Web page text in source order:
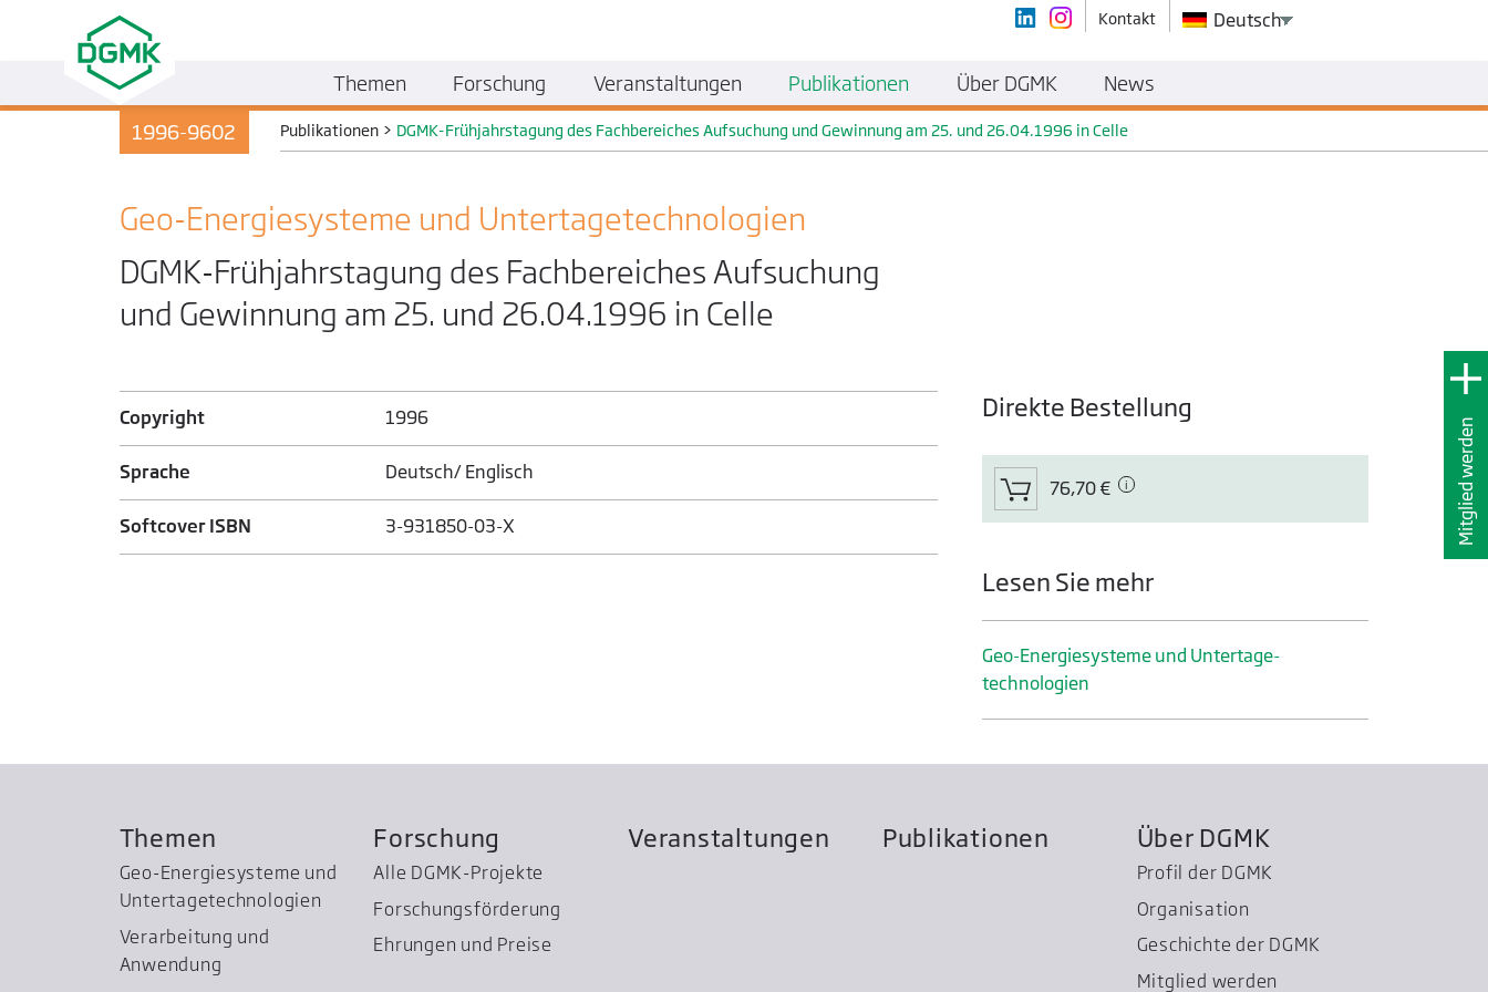
Mitglied werden
1996-9602 Publikationen > DGMK-Frühjahrstagung des Fachbereiches Aufsuchung und Gewinnung am 25. und 26.04.1996 in Celle
Geo-Energiesysteme und Untertage­technologien
DGMK-Frühjahrstagung des Fachbereiches Aufsuchung
und Gewinnung am 25. und 26.04.1996 in Celle
Copyright 1996
Sprache Deutsch/ Englisch
Softcover ISBN 3-931850-03-X
Direkte Bestellung
76,70 €
Lesen Sie mehr
Geo-Energiesysteme und Untertage­
technologien
Themen
Geo-Energiesysteme und
Untertage­technologien
Verarbeitung und
Anwendung
Forschung
Alle DGMK-Projekte
Forschungsförderung
Ehrungen und Preise
Veranstaltungen Publikationen Über DGMK
Profil der DGMK
Organisation
Geschichte der DGMK
Mitglied werden
Kontakt Deutsch
Themen Forschung Veranstaltungen Publikationen Über DGMK News